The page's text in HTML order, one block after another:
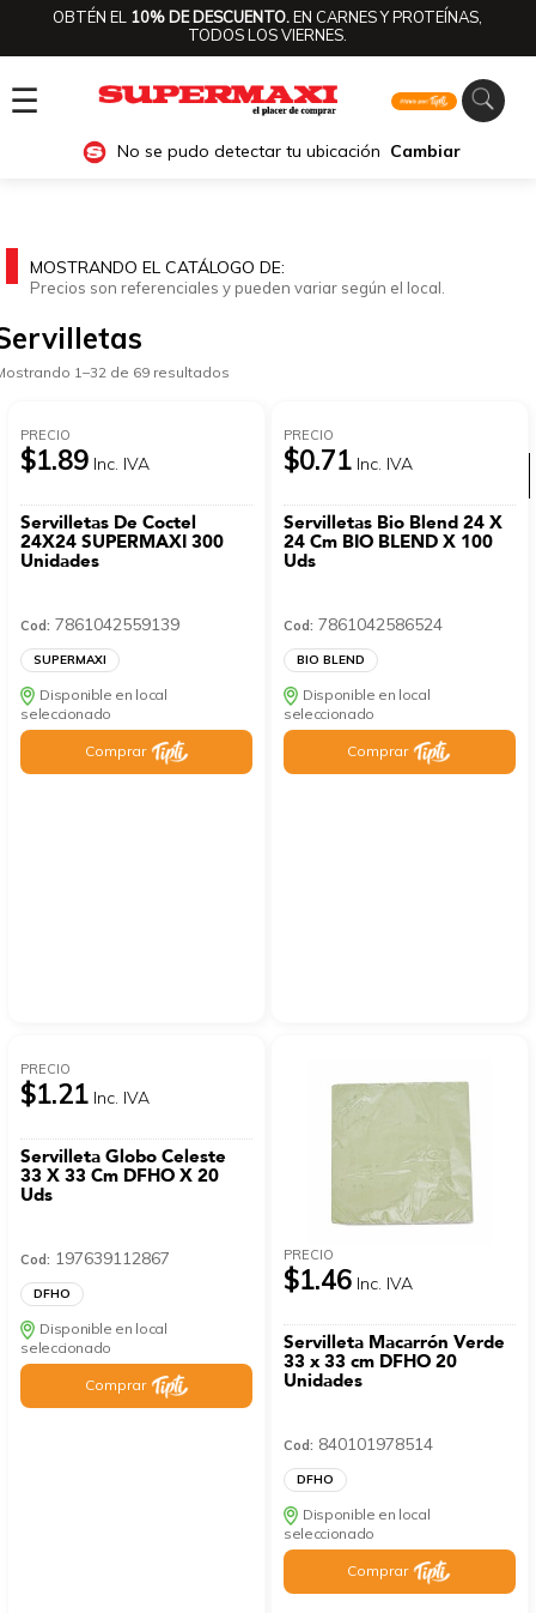
OBTÉN EL 10% DE DESCUENTO.EN CARNES Y PROTEÍNAS,
TODOS LOS VIERNES.
☰
No se pudo detectar tu ubicación Cambiar
Ver categorías
MOSTRANDO EL CATÁLOGO DE:
Precios son referenciales y pueden variar según el local.
1–32 de 69 resultados
PRECIO
$1.89 Inc. IVA
Servilletas De Coctel
24X24 SUPERMAXI 300
Unidades
Cod: 7861042559139
SUPERMAXI
Disponible en local
seleccionado
Comprar
PRECIO
$0.71 Inc. IVA
Servilletas Bio Blend 24 X
24 Cm BIO BLEND X 100
Uds
Cod: 7861042586524
BIO BLEND
Disponible en local
seleccionado
Comprar
PRECIO
$1.21 Inc. IVA
Servilleta Globo Celeste
33 X 33 Cm DFHO X 20
Uds
Cod: 197639112867
DFHO
Disponible en local
seleccionado
Comprar
PRECIO
$1.46 Inc. IVA
Servilleta Macarrón Verde
33 x 33 cm DFHO 20
Unidades
Cod: 840101978514
DFHO
Disponible en local
seleccionado
Comprar